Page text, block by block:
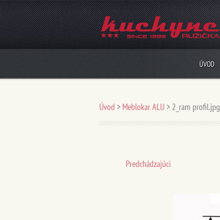
ÚVOD
Úvod > Meblokar ALU > 2_ram profil.jpg
Predchádzajúci